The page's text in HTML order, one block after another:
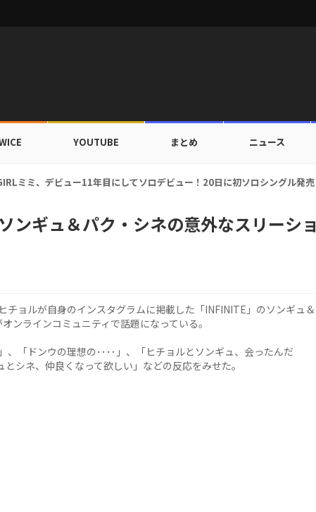
YOUTUBE まとめ ニュース
ールドカップ出入証を公開…証明写真でも完璧なビジュアル！
ンギュ＆パク・シネの意外なスリーショ
チョルが自身のインスタグラムに掲載した「INFINITE」のソンギュ＆
ンラインコミュニティで話題になっている。
、「ドンウの理想の････」、「ヒチョルとソンギュ、会ったんだ
シネ、仲良くなって欲しい」などの反応をみせた。